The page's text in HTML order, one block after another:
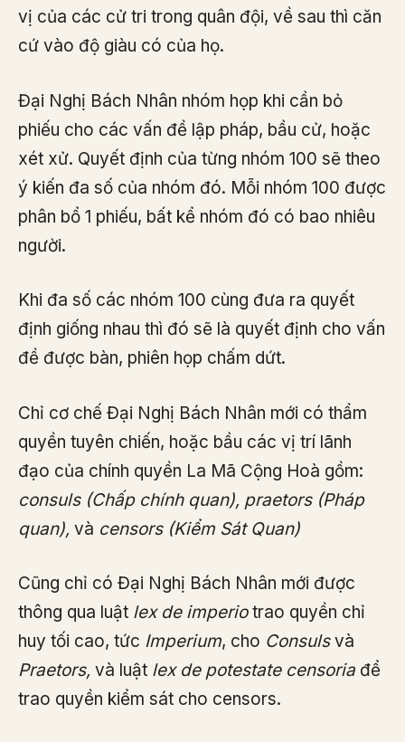
vị của các cử tri trong quân đội, về sau thì căn
cứ vào độ giàu có của họ.
Đại Nghị Bách Nhân nhóm họp khi cần bỏ
phiếu cho các vấn đề lập pháp, bầu cử, hoặc
xét xử. Quyết định của từng nhóm 100 sẽ theo
ý kiến đa số của nhóm đó. Mỗi nhóm 100 được
phân bổ 1 phiếu, bất kể nhóm đó có bao nhiêu
người.
Khi đa số các nhóm 100 cùng đưa ra quyết
định giống nhau thì đó sẽ là quyết định cho vấn
đề được bàn, phiên họp chấm dứt.
Chỉ cơ chế Đại Nghị Bách Nhân mới có thẩm
quyền tuyên chiến, hoặc bầu các vị trí lãnh
đạo của chính quyền La Mã Cộng Hoà gồm:
consuls (Chấp chính quan), praetors (Pháp
quan), và censors (Kiểm Sát Quan)
Cũng chỉ có Đại Nghị Bách Nhân mới được
thông qua luật lex de imperiotrao quyền chỉ
huy tối cao, tức Imperium, cho Consulsvà
Praetors, và luật lex de potestate censoria để
trao quyền kiểm sát cho censors.